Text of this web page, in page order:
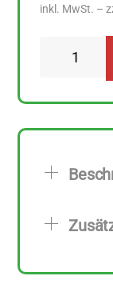
inkl. MwSt. –
Stück